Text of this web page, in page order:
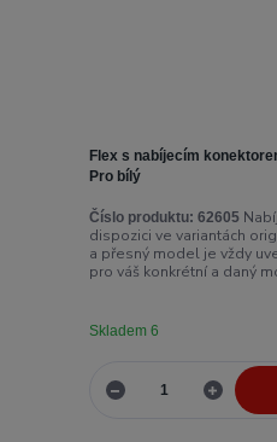
Flex s nabíjecím
Pro bílý
Číslo produktu: 62605
dispozici ve variantách
a přesný model je vždy
pro váš konkrétní a daný
Skladem 6